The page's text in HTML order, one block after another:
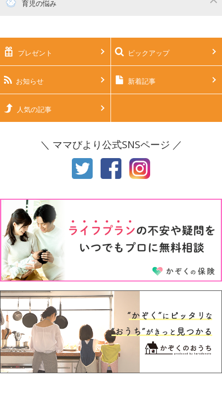
育児の悩み
生後2ヶ月 生後3ヶ月
生後4ヶ月 生後5ヶ月
生後6ヶ月
生後11ヶ月
3才
5才 6才
プレゼント ピックアップ
お知らせ 新着記事
人気の記事
＼ ママびより公式SNSページ ／